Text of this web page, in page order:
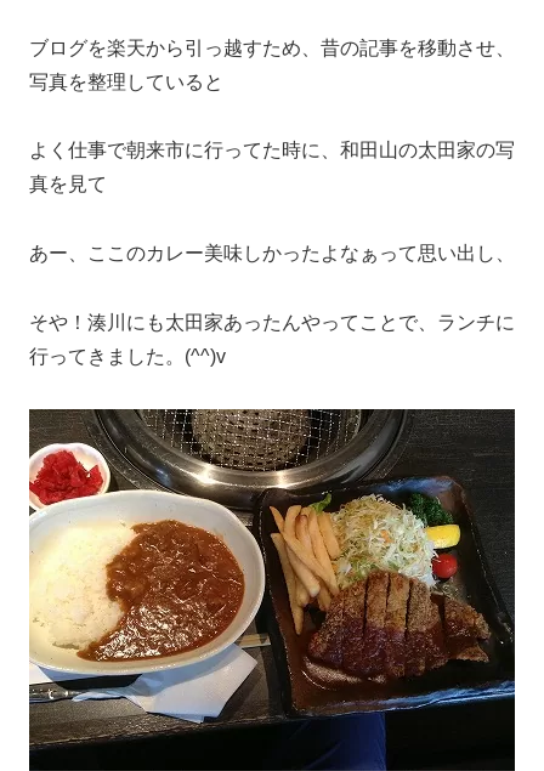
ブログを楽天から引っ越すため、昔の記事を移動させ、
写真を整理していると
よく仕事で朝来市に行ってた時に、和田山の太田家の写
真を見て
あー、ここのカレー美味しかったよなぁって思い出し、
そや！湊川にも太田家あったんやってことで、ランチに
行ってきました。(^^)v